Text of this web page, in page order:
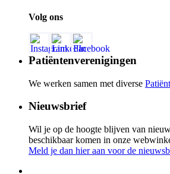
Volg ons
Patiëntenverenigingen
We werken samen met diverse
Nieuwsbrief
Wil je op de hoogte blijven van
beschikbaar komen in onze
Meld je dan hier aan voor de